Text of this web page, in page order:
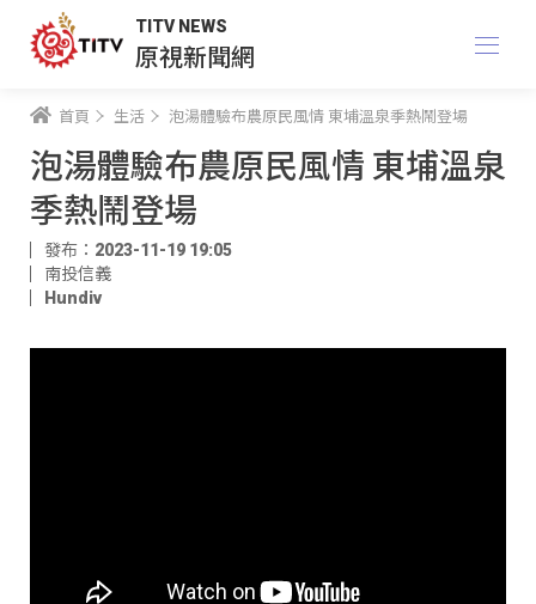
TITV NEWS
原視新聞網
首頁 生活 泡湯體驗布農原民風情 東埔溫泉季熱鬧登場
泡湯體驗布農原民風情 東埔溫泉
季熱鬧登場
發布：2023-11-19 19:05
南投信義
Hundiv